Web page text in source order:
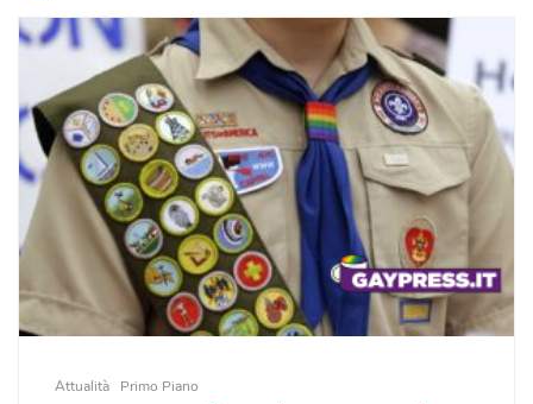
Attualità Primo Piano